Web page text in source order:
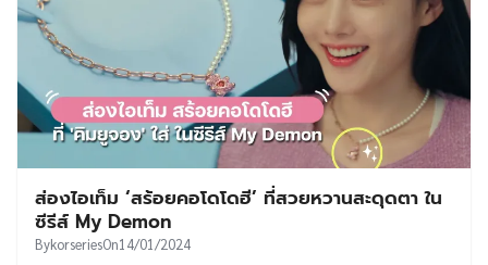
ส่องไอเท็ม ‘สร้อยคอโดโดฮี’ ที่สวยหวานสะดุดตา ใน
ซีรีส์ My Demon
BykorseriesOn14/01/2024